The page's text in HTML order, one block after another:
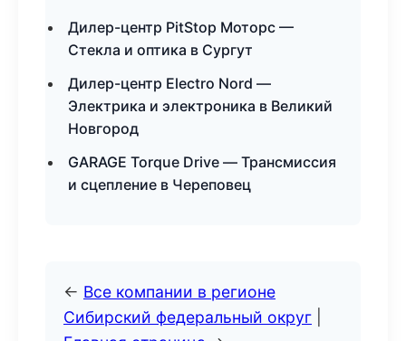
Дилер-центр PitStop Моторс —
Стекла и оптика в Сургут
Дилер-центр Electro Nord —
Электрика и электроника в Великий
Новгород
GARAGE Torque Drive — Трансмиссия
и сцепление в Череповец
← Все компании в регионе
Сибирский федеральный округ